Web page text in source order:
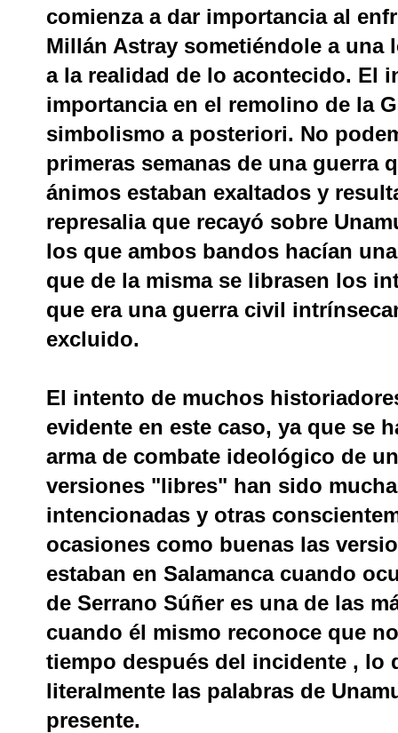
comienza a dar importancia al
Millán Astray sometiéndole a
a la realidad de lo acontecido. El
importancia en el remolino de la
simbolismo a posteriori. No
primeras semanas de una guerra
ánimos estaban exaltados y
represalia que recayó sobre
los que ambos bandos hacían
que de la misma se librasen los
que era una guerra civil
excluido.
El intento de muchos
evidente en este caso, ya que se
arma de combate ideológico de
versiones "libres" han sido
intencionadas y otras
ocasiones como buenas las
estaban en Salamanca cuando
de Serrano Súñer es una de las
cuando él mismo reconoce que
tiempo después del incidente , lo
literalmente las palabras de
presente.